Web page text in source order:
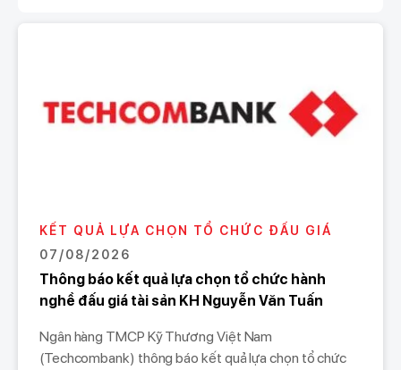
KẾT QUẢ LỰA CHỌN TỔ CHỨC ĐẤU GIÁ
07/08/2026
Thông báo kết quả lựa chọn tổ chức hành
nghề đấu giá tài sản KH Nguyễn Văn Tuấn
Ngân hàng TMCP Kỹ Thương Việt Nam
(Techcombank) thông báo kết quả lựa chọn tổ chức